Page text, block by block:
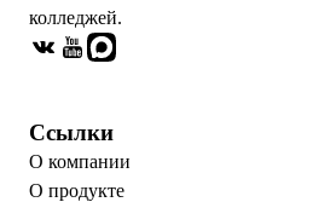
колледжей.
Ссылки
О компании
О продукте